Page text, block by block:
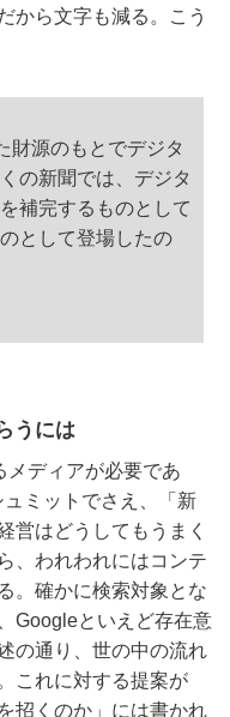
から文字も減る。こう
財源のもとでデジタ
の新聞では、デジタ
補完するものとして
として登場したの
うには
メディアが必要であ
ミットでさえ、「新
営はどうしてもうまく
、われわれにはコンテ
。確かに検索対象とな
Googleといえど存在意
の通り、世の中の流れ
これに対する提案が
招くのか」には書かれ